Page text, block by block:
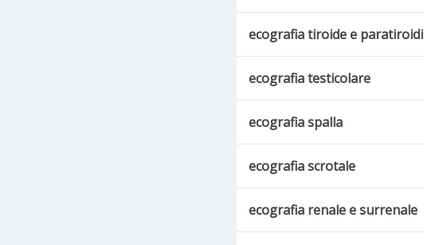
ecografia tiroide e paratiroidi
ecografia testicolare
ecografia spalla
ecografia scrotale
ecografia renale e surrenale